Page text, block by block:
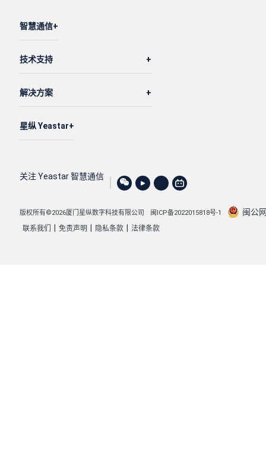
智慧通信
技术支持
解决方案
星纵 Yeastar
关注 Yeastar 智慧通信
版权所有©2026厦门星纵数字科技有限公司 闽ICP备2022015818号-1 闽公
联系我们 免责声明 隐私条款 法律条款